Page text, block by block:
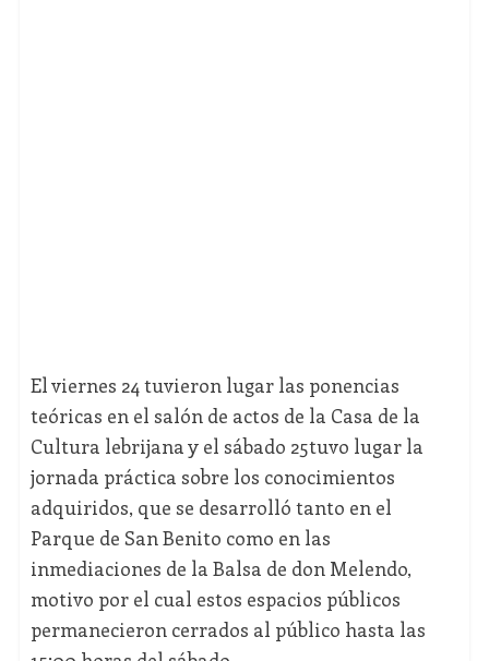
El viernes 24 tuvieron lugar las ponencias
teóricas en el salón de actos de la Casa de la
Cultura lebrijana y el sábado 25tuvo lugar la
jornada práctica sobre los conocimientos
adquiridos, que se desarrolló tanto en el
Parque de San Benito como en las
inmediaciones de la Balsa de don Melendo,
motivo por el cual estos espacios públicos
permanecieron cerrados al público hasta las